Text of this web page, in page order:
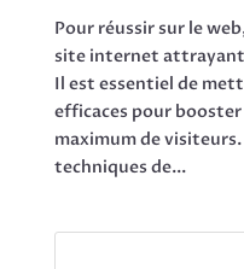
Pour réussir sur le
site internet attrayant
Il est essentiel de
efficaces pour
maximum de
techniques de...